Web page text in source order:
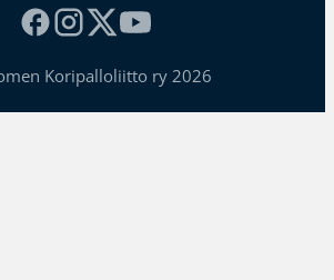
Koripalloliitto ry 2026